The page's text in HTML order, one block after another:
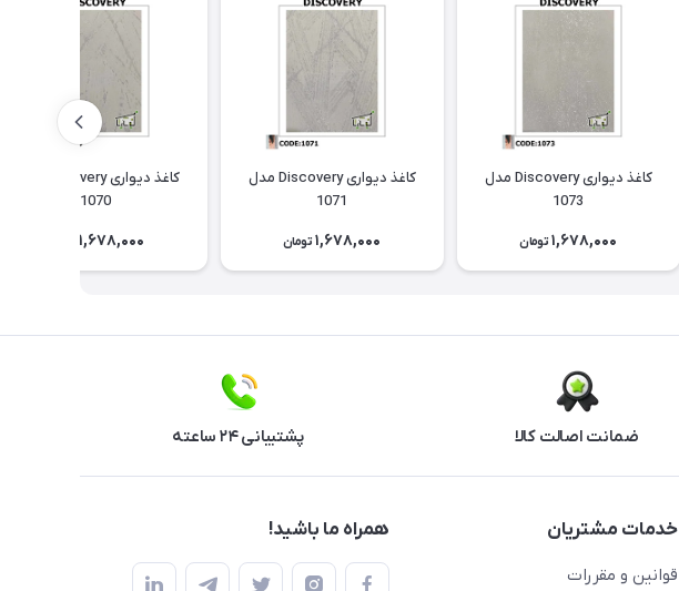
کاغذ دیواری Discovery مدل
1073
1,678,000 تومان
کاغذ دیواری Discovery مدل
1071
1,678,000 تومان
1070
1,678,000
ضمانت اصالت کالا پشتیبانی ۲۴ ساعته
خدمات مشتریان
قوانین و مقررات
همراه ما باشید!